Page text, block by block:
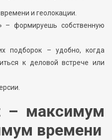
и геолокации.
– формируешь собственную
подборок – удобно, когда
к деловой встрече или
– максимум
времени